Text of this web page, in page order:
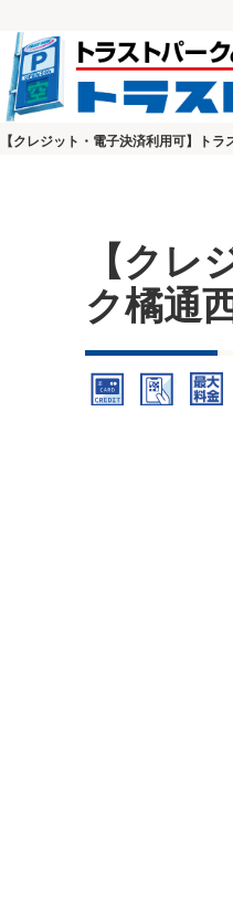
【クレジット・電子決済利用可】ト
【ク
ク橘通